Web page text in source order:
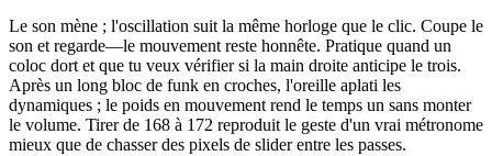
Le son mène ; l'oscillation suit la même horloge que le clic. Coupe le
son et regarde—le mouvement reste honnête. Pratique quand un
coloc dort et que tu veux vérifier si la main droite anticipe le trois.
Après un long bloc de funk en croches, l'oreille aplati les
dynamiques ; le poids en mouvement rend le temps un sans monter
le volume. Tirer de 168 à 172 reproduit le geste d'un vrai métronome
mieux que de chasser des pixels de slider entre les passes.